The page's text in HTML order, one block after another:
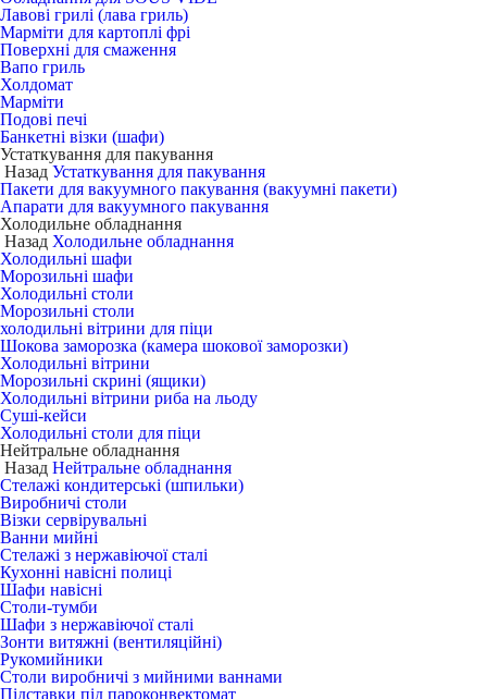
Лавові грилі (лава гриль)
Марміти для картоплі фрі
Поверхні для смаження
Вапо гриль
Холдомат
Марміти
Подові печі
Банкетні візки (шафи)
Устаткування для пакування
Назад Устаткування для пакування
Пакети для вакуумного пакування (вакуумні пакети)
Апарати для вакуумного пакування
Холодильне обладнання
Назад Холодильне обладнання
Холодильні шафи
Морозильні шафи
Холодильні столи
Морозильні столи
холодильні вітрини для піци
Шокова заморозка (камера шокової заморозки)
Холодильні вітрини
Морозильні скрині (ящики)
Холодильні вітрини риба на льоду
Суші-кейси
Холодильні столи для піци
Нейтральне обладнання
Назад Нейтральне обладнання
Стелажі кондитерські (шпильки)
Виробничі столи
Візки сервірувальні
Ванни мийні
Стелажі з нержавіючої сталі
Кухонні навісні полиці
Шафи навісні
Столи-тумби
Шафи з нержавіючої сталі
Зонти витяжні (вентиляційні)
Рукомийники
Столи виробничі з мийними ваннами
Підставки під пароконвектомат